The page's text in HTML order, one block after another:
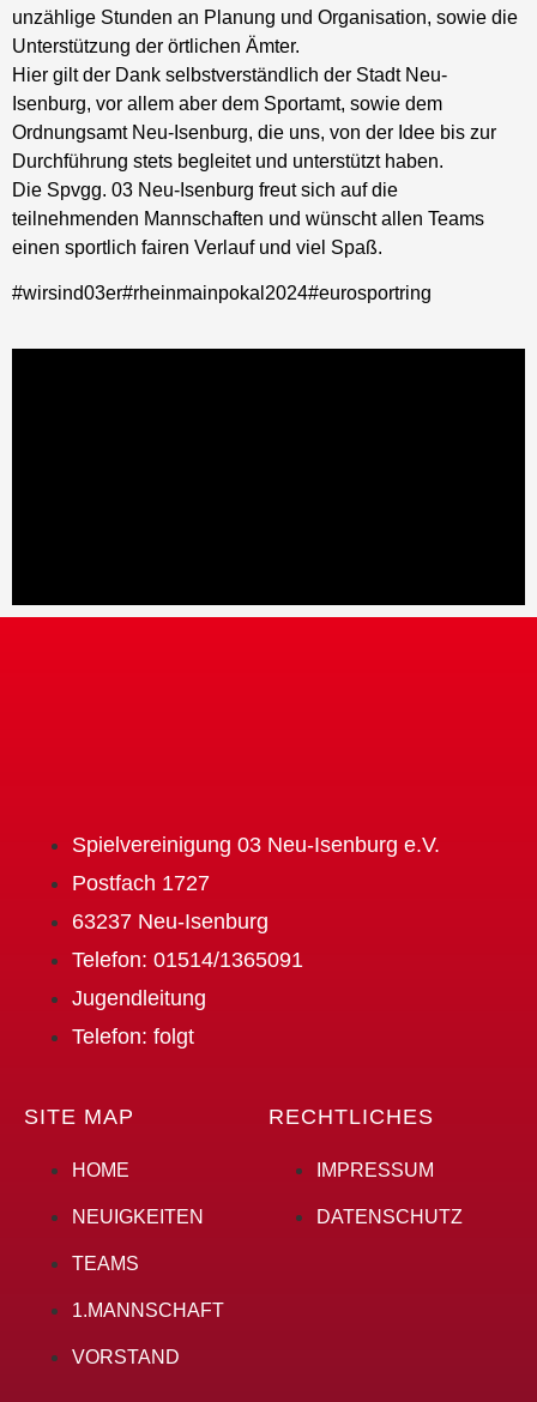
unzählige Stunden an Planung und Organisation, sowie die
Unterstützung der örtlichen Ämter.
Hier gilt der Dank selbstverständlich der Stadt Neu-
Isenburg, vor allem aber dem Sportamt, sowie dem
Ordnungsamt Neu-Isenburg, die uns, von der Idee bis zur
Durchführung stets begleitet und unterstützt haben.
Die Spvgg. 03 Neu-Isenburg freut sich auf die
teilnehmenden Mannschaften und wünscht allen Teams
einen sportlich fairen Verlauf und viel Spaß.
#wirsind03er#rheinmainpokal2024#eurosportring
Spielvereinigung 03 Neu-Isenburg e.V.
Postfach 1727
63237 Neu-Isenburg
Telefon: 01514/1365091
Jugendleitung
Telefon: folgt
SITE MAP
HOME
NEUIGKEITEN
TEAMS
1.MANNSCHAFT
VORSTAND
RECHTLICHES
IMPRESSUM
DATENSCHUTZ